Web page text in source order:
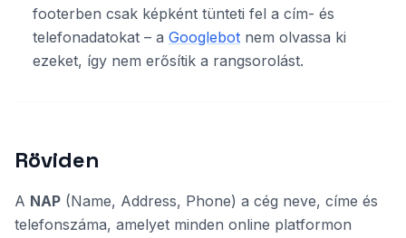
footerben csak képként tünteti fel a cím- és
telefonadatokat – a Googlebot nem olvassa ki
ezeket, így nem erősítik a rangsorolást.
Röviden
A NAP (Name, Address, Phone) a cég neve, címe és
telefonszáma, amelyet minden online platformon